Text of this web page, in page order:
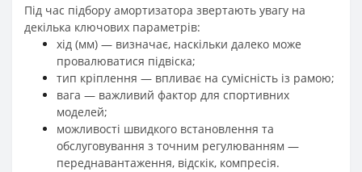
Під час підбору амортизатора звертають увагу на
декілька ключових параметрів:
хід (мм) — визначає, наскільки далеко може
провалюватися підвіска;
тип кріплення — впливає на сумісність із рамою;
вага — важливий фактор для спортивних
моделей;
можливості швидкого встановлення та
обслуговування з точним регулюванням —
переднавантаження, відскік, компресія.